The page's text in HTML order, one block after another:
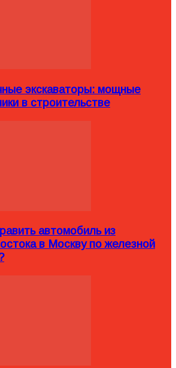
экскаваторы: мощные
в строительстве
автомобиль из
в Москву по железной